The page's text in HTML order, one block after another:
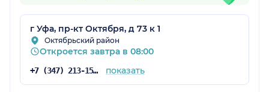
г Уфа, пр-кт Октября, д 73 к 1
Октябрьский район
Откроется завтра в 08:00
+7 (347) 213-15-72 показать